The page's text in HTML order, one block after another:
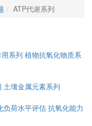
ATP代谢系列
系列 植物抗氧化物质系
土壤金属元素系列
负荷水平评估 抗氧化能力